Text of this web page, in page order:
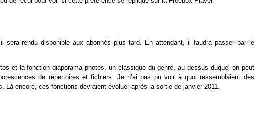
sera rendu disponible aux abonnés plus tard. En attendant, il faudra passer par le
et la fonction diaporama photos, un classique du genre, au dessus duquel on peut
de répertoires et fichiers. Je n’ai pas pu voir à quoi ressemblaient des
encore, ces fonctions devraient évoluer après la sortie de janvier 2011.